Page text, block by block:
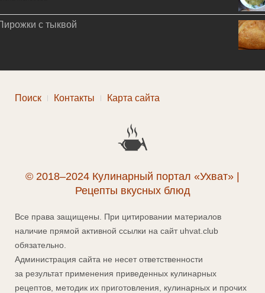
с тыквой
Поиск Контакты Карта сайта
© 2018–2024 Кулинарный портал «Ухват» |
Рецепты вкусных блюд
Все права защищены. При цитировании материалов
наличие прямой активной ссылки на сайт uhvat.club
обязательно.
Администрация сайта не несет ответственности
за результат применения приведенных кулинарных
рецептов, методик их приготовления, кулинарных и прочих